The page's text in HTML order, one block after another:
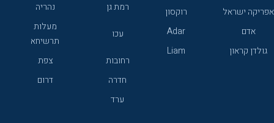
אפריקה ישראל
רוקסון
אדם
Adar
גולדן קראון
Liam
רמת גן
נהריה
עכו
מעלות
תרשיחא
רחובות
צפת
חדרה
דרום
ערד